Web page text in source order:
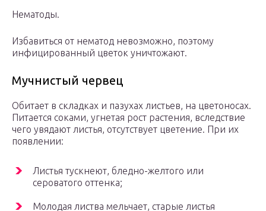
Нематоды.
Избавиться от нематод невозможно, поэтому
инфицированный цветок уничтожают.
Мучнистый червец
Обитает в складках и пазухах листьев, на цветоносах.
Питается соками, угнетая рост растения, вследствие
чего увядают листья, отсутствует цветение. При их
появлении:
Листья тускнеют, бледно-желтого или
сероватого оттенка;
Молодая листва мельчает, старые листья